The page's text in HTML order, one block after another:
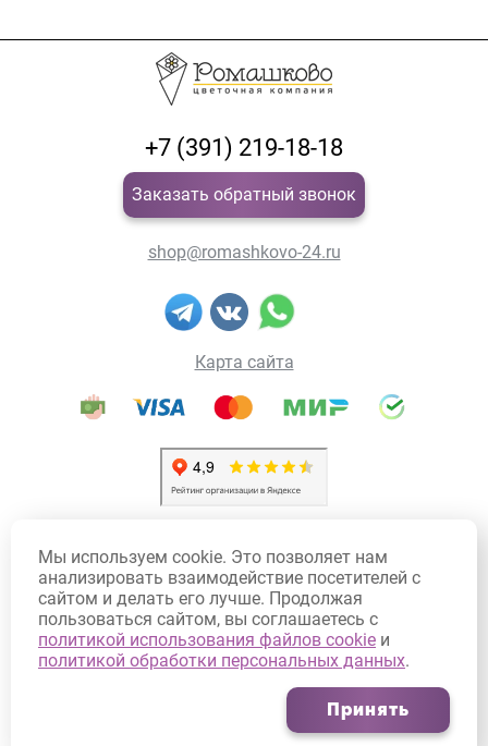
+7 (391) 219-18-18
Заказать обратный звонок
shop@romashkovo-24.ru
Карта сайта
Политика использования Cookie
Договор оферты
Согласие на обработку персональных данных
Согласие на получение рекламных рассылок
Мы используем cookie. Это позволяет нам
анализировать взаимодействие посетителей с
сайтом и делать его лучше. Продолжая
пользоваться сайтом, вы соглашаетесь с
политикой использования файлов cookie и
политикой обработки персональных данных.
Принять